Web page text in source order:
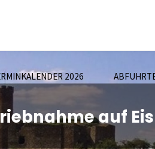
2026
auf Eis